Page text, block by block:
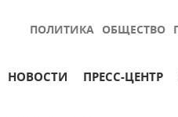
ПОЛИТИКА ОБЩЕСТВО
НОВОСТИ ПРЕСС-ЦЕНТР